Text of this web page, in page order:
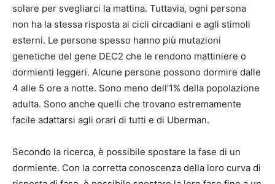
solare per svegliarci la mattina. Tuttavia, ogni persona
non ha la stessa risposta ai cicli circadiani e agli stimoli
esterni. Le persone spesso hanno più mutazioni
genetiche del gene DEC2 che le rendono mattiniere o
dormienti leggeri. Alcune persone possono dormire dalle
4 alle 5 ore a notte. Sono meno dell’1% della popolazione
adulta. Sono anche quelli che trovano estremamente
facile adattarsi agli orari di tutti e di Uberman.
Secondo la ricerca, è possibile spostare la fase di un
dormiente. Con la corretta conoscenza della loro curva di